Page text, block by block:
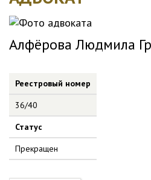
Алфёрова Людмила
Реестровый номер
36/40
Статус
Прекращен